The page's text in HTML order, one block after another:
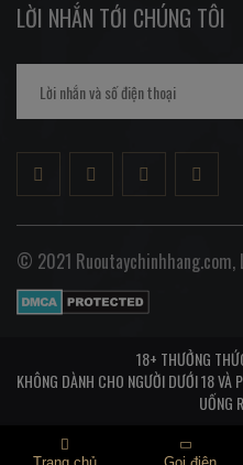
LỜI NHẮN TỚI CHÚNG TÔI
© 2021 Ruoutaychinhhang.com,
18+ THƯỞNG
KHÔNG DÀNH CHO NGƯỜI DƯỚI 18 VÀ
UỐNG